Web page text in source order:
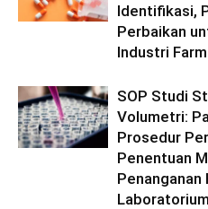
Identifikasi,
Perbaikan
Industri
SOP Studi
Volumetri:
Prosedur
Penentuan